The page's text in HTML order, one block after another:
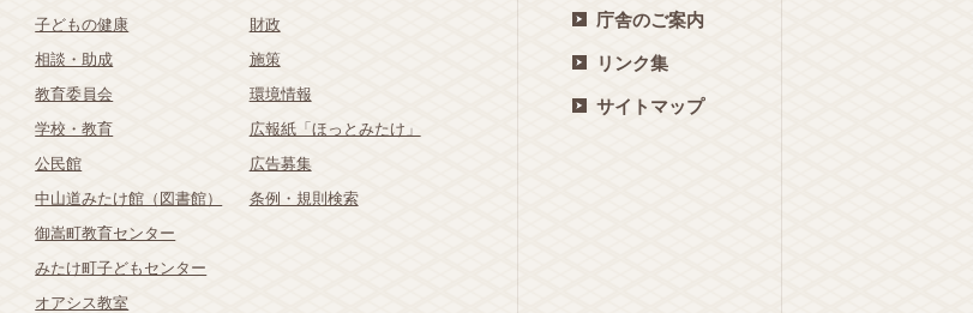
子どもの健康
相談・助成
教育委員会
学校・教育
公民館
中山道みたけ館（図書館）
御嵩町教育センター
みたけ町子どもセンター
オアシス教室
財政
施策
環境情報
広報紙「ほっとみたけ」
広告募集
条例・規則検索
庁舎のご案内
リンク集
サイトマップ